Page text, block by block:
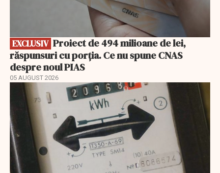
EXCLUSIV
răspunsuri cu porția. Ce nu spune CNAS
despre noul PIAS
05 AUGUST 2026